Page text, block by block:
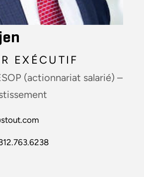
EXÉCUTIF
(actionnariat salarié) –